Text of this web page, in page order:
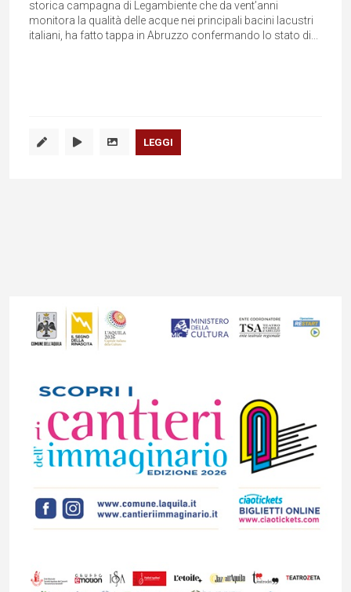
storica campagna di Legambiente che da vent’anni
monitora la qualità delle acque nei principali bacini lacustri
italiani, ha fatto tappa in Abruzzo confermando lo stato di...
LEGGI